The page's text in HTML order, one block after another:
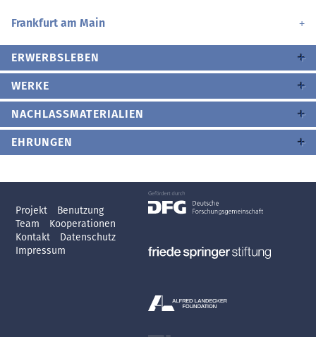
Frankfurt am Main
ERWERBSLEBEN
WERKE
NACHLASSMATERIALIEN
EHRUNGEN
Projekt
Benutzung
Team
Kooperationen
Kontakt
Datenschutz
Impressum